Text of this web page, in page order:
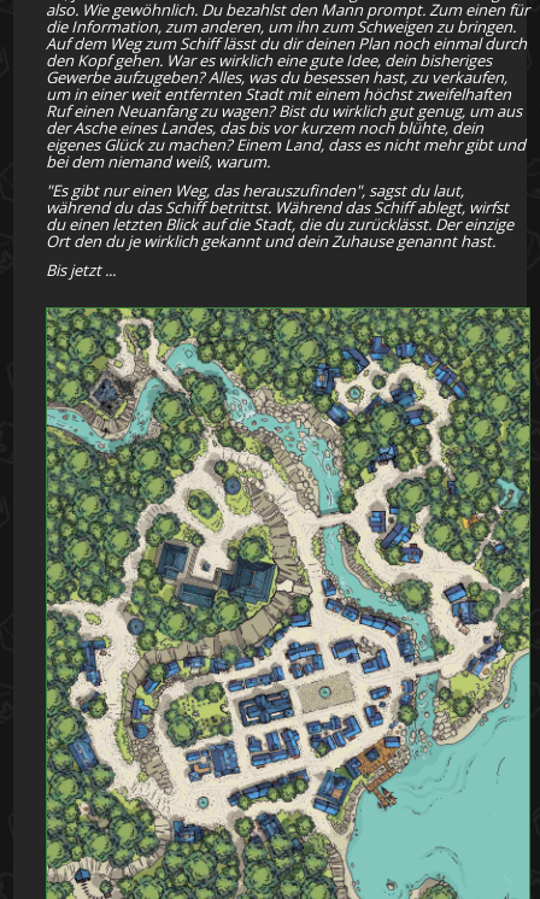
also. Wie gewöhnlich. Du bezahlst den Mann prompt. Zum einen für
die Information, zum anderen, um ihn zum Schweigen zu bringen.
Auf dem Weg zum Schiff lässt du dir deinen Plan noch einmal durch
den Kopf gehen. War es wirklich eine gute Idee, dein bisheriges
Gewerbe aufzugeben? Alles, was du besessen hast, zu verkaufen,
um in einer weit entfernten Stadt mit einem höchst zweifelhaften
Ruf einen Neuanfang zu wagen? Bist du wirklich gut genug, um aus
der Asche eines Landes, das bis vor kurzem noch blühte, dein
eigenes Glück zu machen? Einem Land, dass es nicht mehr gibt und
bei dem niemand weiß, warum.
"Es gibt nur einen Weg, das herauszufinden", sagst du laut,
während du das Schiff betrittst. Während das Schiff ablegt, wirfst
du einen letzten Blick auf die Stadt, die du zurücklässt. Der einzige
Ort den du je wirklich gekannt und dein Zuhause genannt hast.
Bis jetzt ...